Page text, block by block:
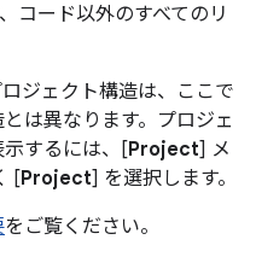
コード以外のすべてのリ
ジェクト構造は、ここで
は異なります。プロジェ
示するには、[Project] メ
[Project] を選択します。
をご覧ください。